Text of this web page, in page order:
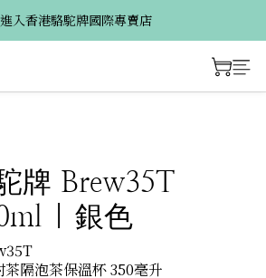
入香港駱駝牌國際專賣店
牌 Brew35T
| 銀色
隔泡茶保溫杯 350毫升